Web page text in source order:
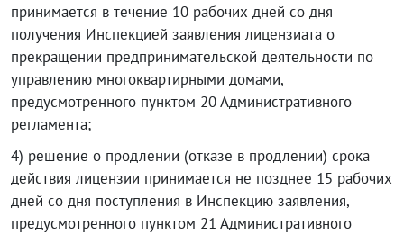
принимается в течение 10 рабочих дней со дня
получения Инспекцией заявления лицензиата о
прекращении предпринимательской деятельности по
управлению многоквартирными домами,
предусмотренного пунктом 20 Административного
регламента;
4) решение о продлении (отказе в продлении) срока
действия лицензии принимается не позднее 15 рабочих
дней со дня поступления в Инспекцию заявления,
предусмотренного пунктом 21 Административного